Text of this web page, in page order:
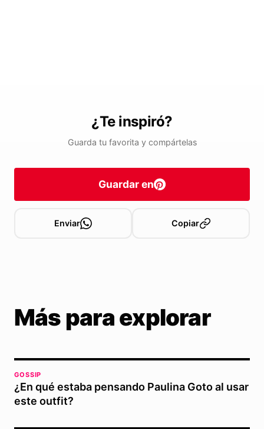
¿Te inspiró?
Guarda tu favorita y compártelas
Guardar en
Enviar Copiar
Más para explorar
GOSSIP
¿En qué estaba pensando Paulina Goto al usar
este outfit?